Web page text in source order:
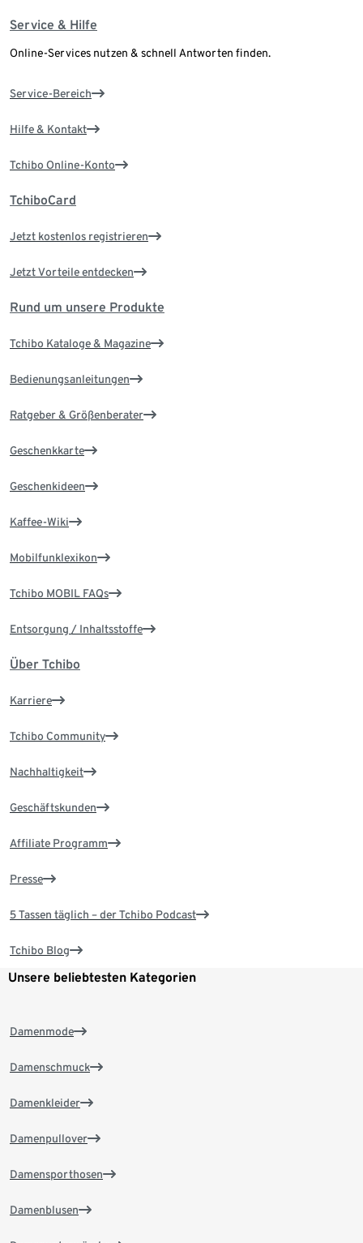
Service & Hilfe
Online-Services nutzen & schnell Antworten finden.
Service-Bereich
Hilfe & Kontakt
Tchibo Online-Konto
TchiboCard
Jetzt kostenlos registrieren
Jetzt Vorteile entdecken
Rund um unsere Produkte
Tchibo Kataloge & Magazine
Bedienungsanleitungen
Ratgeber & Größenberater
Geschenkkarte
Geschenkideen
Kaffee-Wiki
Mobilfunklexikon
Tchibo MOBIL FAQs
Entsorgung / Inhaltsstoffe
Über Tchibo
Karriere
Tchibo Community
Nachhaltigkeit
Geschäftskunden
Affiliate Programm
Presse
5 Tassen täglich – der Tchibo Podcast
Tchibo Blog
Unsere beliebtesten Kategorien
Damenmode
Damenschmuck
Damenkleider
Damenpullover
Damensporthosen
Damenblusen